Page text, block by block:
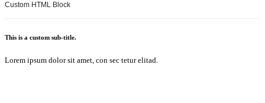
Custom HTML Block
This is a custom sub-title.
Lorem ipsum dolor sit amet, con sec tetur elitad.